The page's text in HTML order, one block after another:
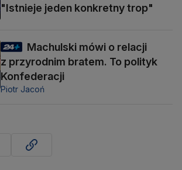
"Istnieje jeden konkretny trop"
Machulski mówi o relacji
z przyrodnim bratem. To polityk
Konfederacji
Piotr Jacoń